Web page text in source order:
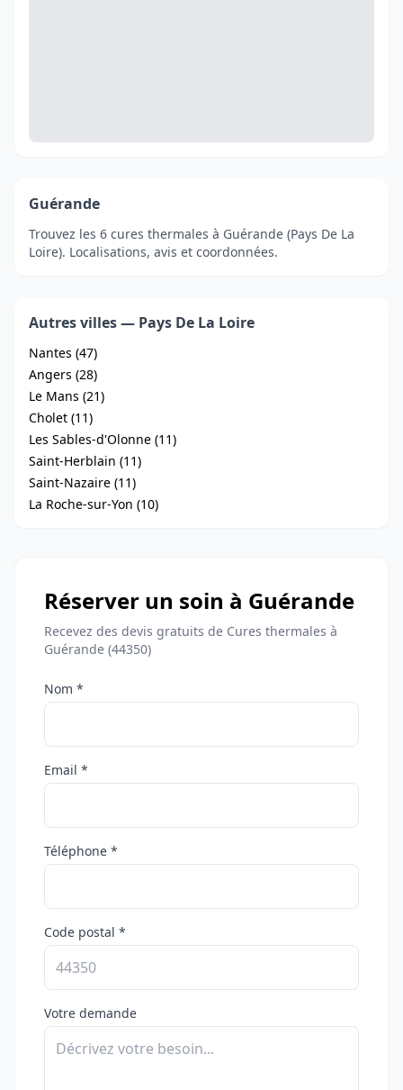
Guérande
Trouvez les 6 cures thermales à Guérande (Pays De La
Loire). Localisations, avis et coordonnées.
Autres villes — Pays De La Loire
Nantes (47)
Angers (28)
Le Mans (21)
Cholet (11)
Les Sables-d'Olonne (11)
Saint-Herblain (11)
Saint-Nazaire (11)
La Roche-sur-Yon (10)
Réserver un soin à Guérande
Recevez des devis gratuits de Cures thermales à
Guérande (44350)
Nom *
Email *
Téléphone *
Code postal *
Votre demande